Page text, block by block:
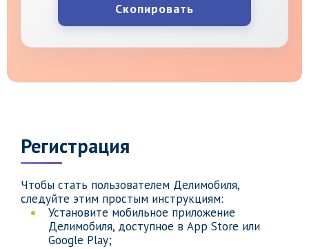
Скопировать
Регистрация
Чтобы стать пользователем Делимобиля,
следуйте этим простым инструкциям:
Установите мобильное приложение
Делимобиля, доступное в App Store или
Google Play;